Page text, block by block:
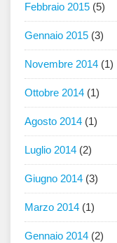
Febbraio 2015 (5)
Gennaio 2015 (3)
Novembre 2014 (1)
Ottobre 2014 (1)
Agosto 2014 (1)
Luglio 2014 (2)
Giugno 2014 (3)
Marzo 2014 (1)
Gennaio 2014 (2)